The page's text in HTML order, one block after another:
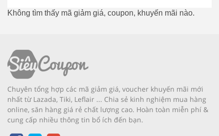
Không tìm thấy mã giảm giá, coupon, khuyến mãi nào.
Chuyên tổng hợp các mã giảm giá, voucher khuyến mãi mới
nhất từ Lazada, Tiki, Leflair ... Chia sẻ kinh nghiệm mua hàng
online, săn hàng giá rẻ chất lượng cao. Hoàn toàn miễn phí &
cung cấp nhiều thông tin bổ ích đến bạn.